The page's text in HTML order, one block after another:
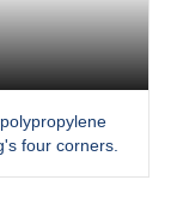
four corners.